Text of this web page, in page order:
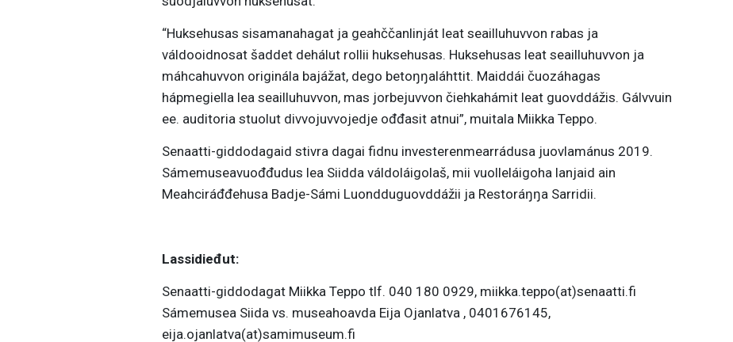
“Huksehusas sisamanahagat ja geahččanlinját leat seailluhuvvon rabas ja
váldooidnosat šaddet dehálut rollii huksehusas. Huksehusas leat seailluhuvvon ja
máhcahuvvon originála bajážat, dego betoŋŋaláhttit. Maiddái čuozáhagas
hápmegiella lea seailluhuvvon, mas jorbejuvvon čiehkahámit leat guovddážis. Gálvvuin
ee. auditoria stuolut divvojuvvojedje ođđasit atnui”, muitala Miikka Teppo.
Senaatti-giddodagaid stivra dagai fidnu investerenmearrádusa juovlamánus 2019.
Sámemuseavuođđudus lea Siidda váldoláigolaš, mii vuolleláigoha lanjaid ain
Meahciráđđehusa Badje-Sámi Luondduguovddážii ja Restoráŋŋa Sarridii.
Lassidieđut:
Senaatti-giddodagat Miikka Teppo tlf. 040 180 0929, miikka.teppo(at)senaatti.fi
Sámemusea Siida vs. museahoavda Eija Ojanlatva , 0401676145,
eija.ojanlatva(at)samimuseum.fi